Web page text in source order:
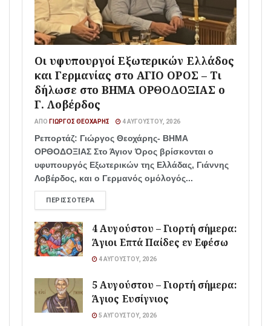
Οι υφυπουργοί Εξωτερικών Ελλάδος
και Γερμανίας στο ΑΓΙΟ ΟΡΟΣ – Τι
δήλωσε στο ΒΗΜΑ ΟΡΘΟΔΟΞΙΑΣ ο
Γ. Λοβέρδος
ΑΠΌ ΓΙΏΡΓΟΣ ΘΕΟΧΆΡΗΣ 4 ΑΥΓΟΎΣΤΟΥ, 2026
Ρεπορτάζ: Γιώργος Θεοχάρης- ΒΗΜΑ
ΟΡΘΟΔΟΞΙΑΣ Στο Άγιον Όρος βρίσκονται ο
υφυπουργός Εξωτερικών της Ελλάδας, Γιάννης
Λοβέρδος, και ο Γερμανός ομόλογός...
ΠΕΡΙΣΣΌΤΕΡΑ
4 Αυγούστου – Γιορτή σήμερα:
Άγιοι Επτά Παίδες εν Εφέσω
4 ΑΥΓΟΎΣΤΟΥ, 2026
5 Αυγούστου – Γιορτή σήμερα:
Άγιος Ευσίγνιος
5 ΑΥΓΟΎΣΤΟΥ, 2026